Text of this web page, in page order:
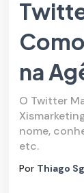
na
O Twitter
nome,
etc.
Por Thiago